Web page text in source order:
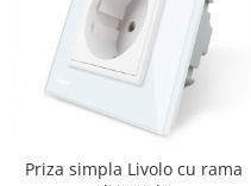
PORCHE
RENAULT
SEAT
SKODA
Priza simpla Livolo cu rama